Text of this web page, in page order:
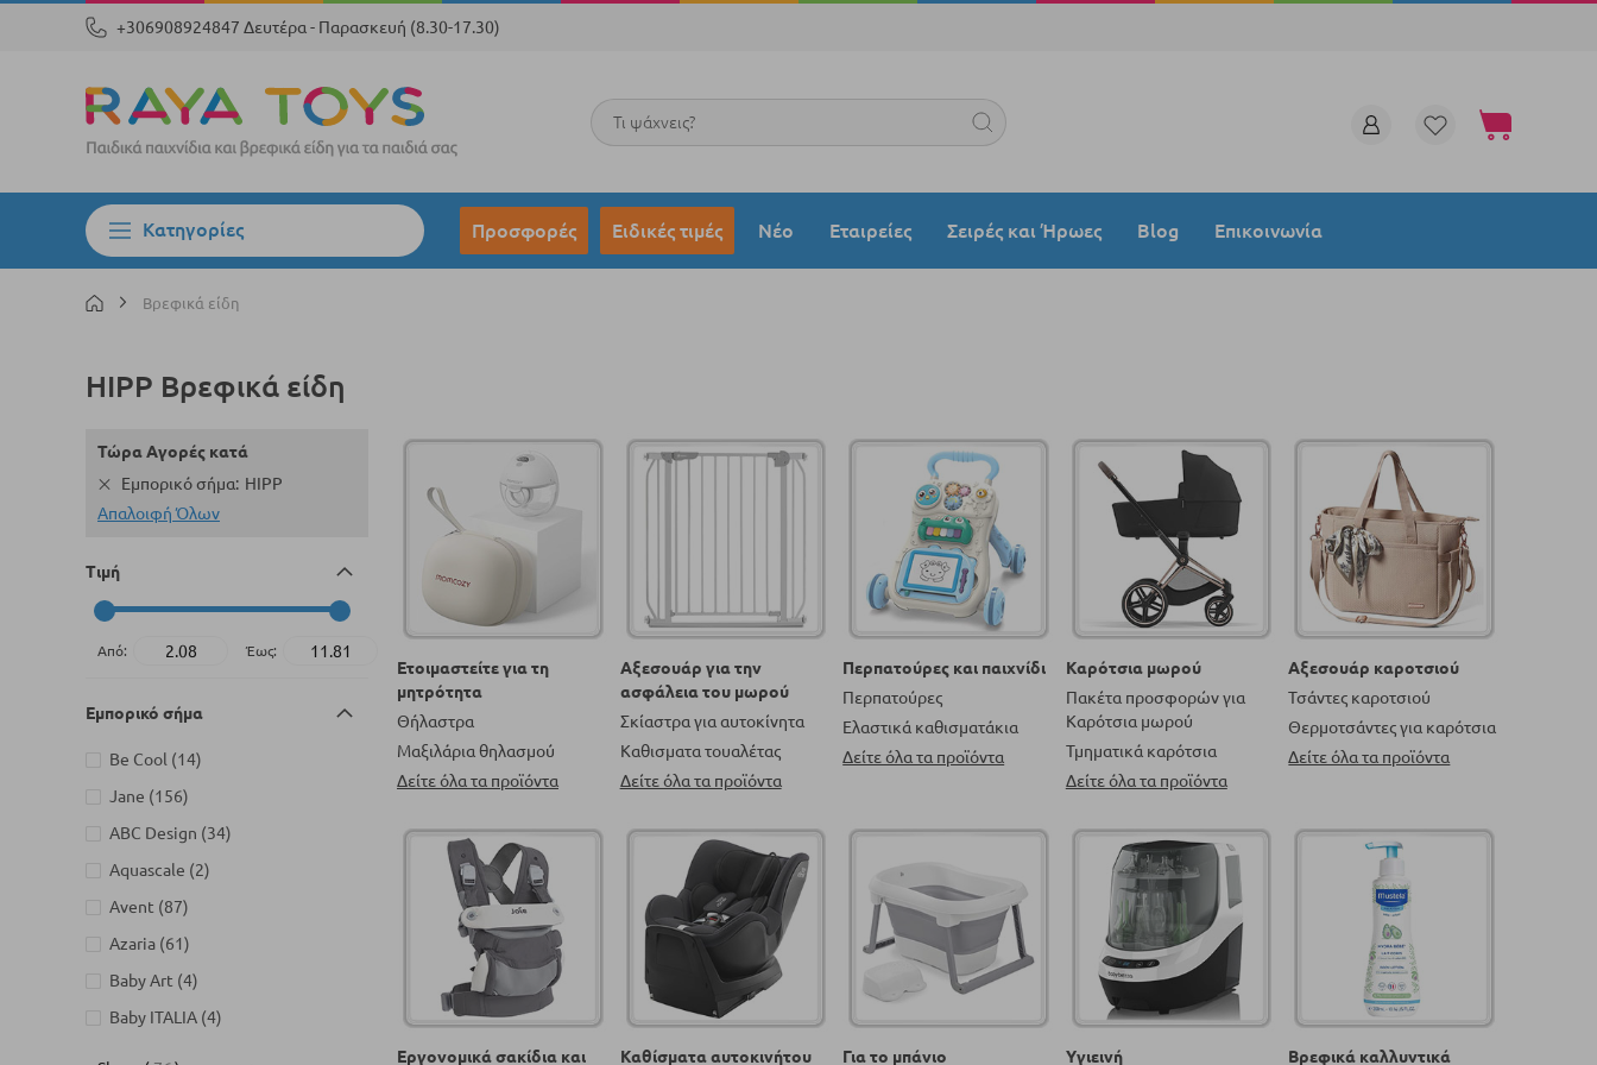
+306908924847 Δευτέρα - Παρασκευή (8.30-17.30)
Το καλάθι μου
Search
Κατηγορίες Προσφορές Ειδικές τιμές Νέο Εταιρείες Σειρές και Ήρωες Blog Επικοινωνία
Βρεφικά είδη
HIPP Βρεφικά είδη
Ετοιμαστείτε για τη
μητρότητα
Θήλαστρα
Μαξιλάρια θηλασμού
Δείτε όλα τα προϊόντα
Αξεσουάρ για την
ασφάλεια του μωρού
Σκίαστρα για αυτοκίνητα
Καθισματα τουαλέτας
Δείτε όλα τα προϊόντα
Περπατούρες και παιχνίδι
Περπατούρες
Ελαστικά καθισματάκια
Δείτε όλα τα προϊόντα
Καρότσια μωρού
Πακέτα προσφορών για
Καρότσια μωρού
Τμηματικά καρότσια
Δείτε όλα τα προϊόντα
Αξεσουάρ καροτσιού
Τσάντες καροτσιού
Θερμοτσάντες για καρότσια
Δείτε όλα τα προϊόντα
Εργονομικά σακίδια και
Καθίσματα αυτοκινήτου
Για το μπάνιο
Υγιεινή
Βρεφικά καλλυντικά
Τώρα Αγορές κατά
Εμπορικό σήμα HIPP
Απαλοιφή Όλων
Τιμή
Από: Έως:
Εμπορικό σήμα
Be Cool 14
στοιχεία
Jane
156
στοιχεία
ABC Design
34
στοιχεία
Aquascale
2
στοιχεία
Avent
87
στοιχεία
Azaria 61
στοιχεία
Baby Art 4
στοιχεία
Baby ITALIA 4
στοιχεία